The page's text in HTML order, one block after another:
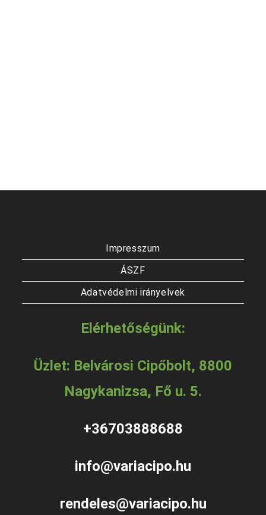
Impresszum
ÁSZF
Adatvédelmi irányelvek
Elérhetőségünk:
Üzlet: Belvárosi Cipőbolt, 8800
Nagykanizsa, Fő u. 5.
+36703888688
info@variacipo.hu
rendeles@variacipo.hu